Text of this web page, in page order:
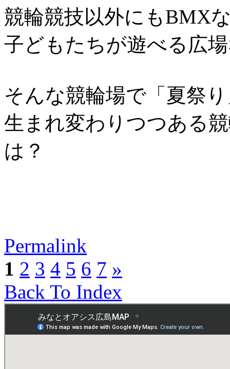
競輪競技以外にもBMX
子どもたちが遊べる広
そんな競輪場で「夏祭
生まれ変わりつつある
は？
Permalink
1 2 3 4 5 6 7 »
Back To Index